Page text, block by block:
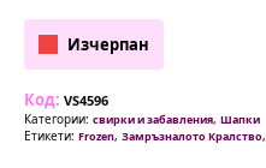
Изчерпан
Код: VS4596
Категории: свирки и забавления, Шапки
Етикети: Frozen, Замръзналото Кралство,